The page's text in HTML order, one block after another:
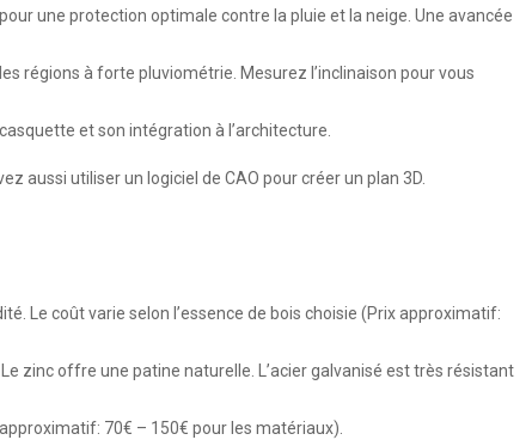
une protection optimale contre la pluie et la neige. Une avancée
régions à forte pluviométrie. Mesurez l’inclinaison pour vous
et son intégration à l’architecture.
aussi utiliser un logiciel de CAO pour créer un plan 3D.
Le coût varie selon l’essence de bois choisie (Prix approximatif:
zinc offre une patine naturelle. L’acier galvanisé est très résistant
70€ – 150€ pour les matériaux).